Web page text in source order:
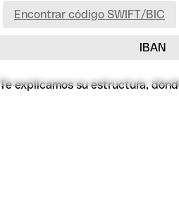
IBAN
Encontrar código SWIFT/BIC
explicamos su estructura,